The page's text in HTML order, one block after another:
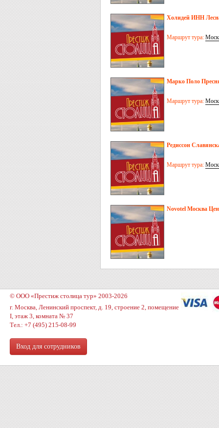
Холидей ИНН
Маршрут тура:
Марко Поло
Маршрут тура:
Редиссон
Маршрут тура:
Novotel Москва
© ООО «Престиж столица тур» 2003-2026
г. Москва, Ленинский проспект, д. 19, строение 2, помещение
I, этаж 3, комната № 37
Тел.: +7 (495) 215-08-99
Вход для сотрудников